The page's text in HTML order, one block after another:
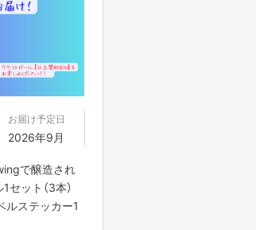
お届け予定日
2026年9月
で醸造され
ット（3本）
ルステッカー1